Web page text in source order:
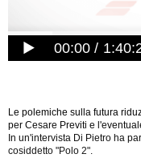
00:00
Le polemiche sulla futura
per Cesare Previti e
In un'intervista Di Pietro ha
cosiddetto "Polo 2".